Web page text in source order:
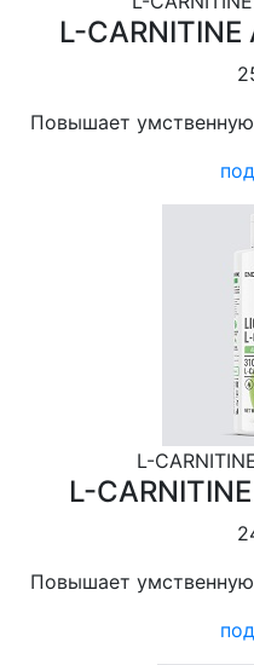
L-
Повышает
L-
L-
Повышает